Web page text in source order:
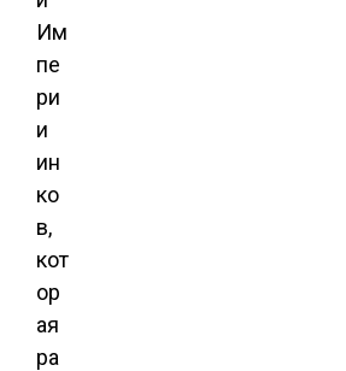
Им
пе
ри
и
ин
ко
в,
кот
ор
ая
ра